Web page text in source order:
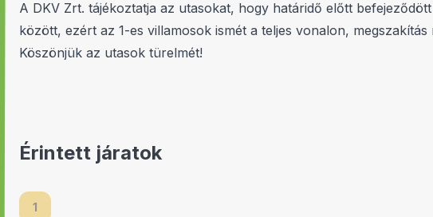
A DKV Zrt. tájékoztatja az utasokat, hogy határidő előtt
között, ezért az 1-es villamosok ismét a teljes vonalon,
Köszönjük az utasok türelmét!
Érintett járatok
1